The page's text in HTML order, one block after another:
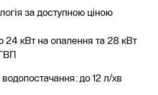
за доступною ціною
24 кВт на опалення та 28 кВт
до 12 л/хв